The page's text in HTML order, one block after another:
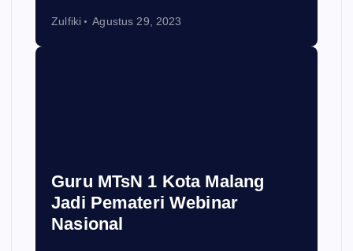
Zulfiki Agustus 29, 2023
Guru MTsN 1 Kota Malang
Jadi Pemateri Webinar
Nasional